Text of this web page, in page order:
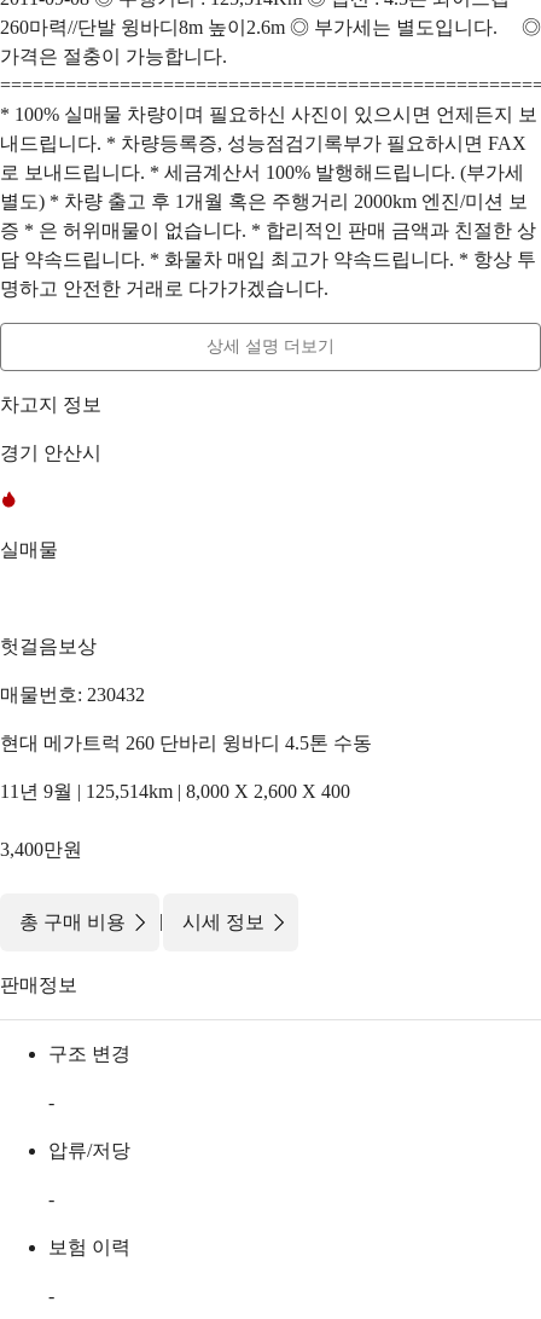
260마력//단발 윙바디8m 높이2.6m ◎ 부가세는 별도입니다. ◎
가격은 절충이 가능합니다.
* 100% 실매물 차량이며 필요하신 사진이 있으시면 언제든지 보
내드립니다. * 차량등록증, 성능점검기록부가 필요하시면 FAX
로 보내드립니다. * 세금계산서 100% 발행해드립니다. (부가세
별도) * 차량 출고 후 1개월 혹은 주행거리 2000km 엔진/미션 보
증 * 은 허위매물이 없습니다. * 합리적인 판매 금액과 친절한 상
담 약속드립니다. * 화물차 매입 최고가 약속드립니다. * 항상 투
명하고 안전한 거래로 다가가겠습니다.
상세 설명 더보기
차고지 정보
경기 안산시
실매물
헛걸음보상
매물번호: 230432
현대 메가트럭 260 단바리 윙바디 4.5톤 수동
11년 9월 | 125,514km | 8,000 X 2,600 X 400
3,400만원
총 구매 비용 | 시세 정보
판매정보
구조 변경
-
압류/저당
-
보험 이력
-